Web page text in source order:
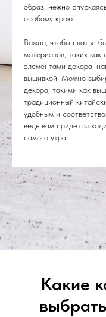
образ, нежно
особому крою.
Важно, чтобы платье
материалов, таких
элементами декора,
вышивкой. Можно
декора, такими как
традиционный
удобным и
ведь вам придется
самого утра.
Какие